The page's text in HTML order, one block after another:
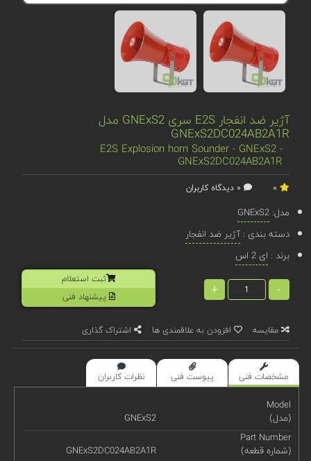
آژیر ضد انفجار E2S سری GNExS2 مدل
GNExS2DC024AB2A1R
E2S Explosion horn Sounder - GNExS2 -
GNExS2DC024AB2A1R
مدل:GNExS2
دسته بندی :آژیر ضد انفجار
برند : ای 2 اس
-
+
ثبت استعلام
پیشنهاد فنی
مقایسه افزودن به علاقمندی ها اشتراک گذاری
مشخصات فنی پیوست فنی نظرات کاربران
Model
(مدل)
GNExS2
Part Number
(شماره قطعه)
GNExS2DC024AB2A1R